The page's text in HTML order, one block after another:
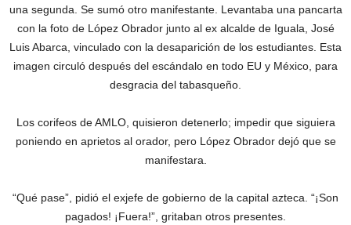
una segunda. Se sumó otro manifestante. Levantaba una pancarta
con la foto de López Obrador junto al ex alcalde de Iguala, José
Luis Abarca, vinculado con la desaparición de los estudiantes. Esta
imagen circuló después del escándalo en todo EU y México, para
desgracia del tabasqueño.
Los corifeos de AMLO, quisieron detenerlo; impedir que siguiera
poniendo en aprietos al orador, pero López Obrador dejó que se
manifestara.
“Qué pase”, pidió el exjefe de gobierno de la capital azteca. “¡Son
pagados! ¡Fuera!”, gritaban otros presentes.